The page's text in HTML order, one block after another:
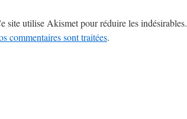
site utilise Akismet pour réduire les indésirables.
commentaires sont traitées.